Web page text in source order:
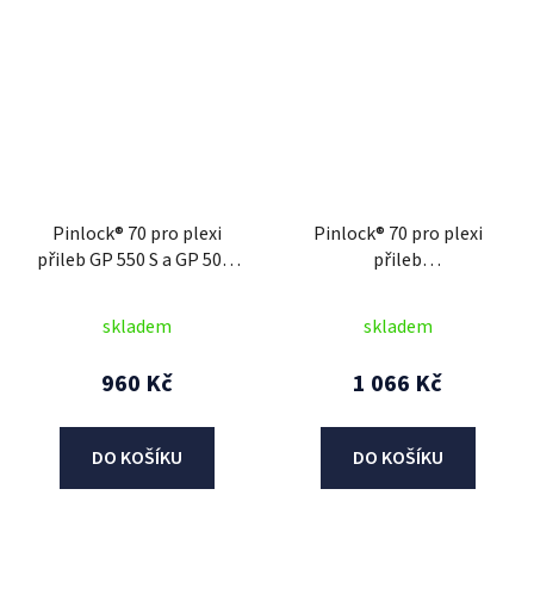
Pinlock® 70 pro plexi
přileb GP 550 S a GP 500,
skladem
960 Kč
DO KOŠÍKU
Pinlock® 70 pro plexi
přileb
skladem
1 066 Kč
DO KOŠÍKU